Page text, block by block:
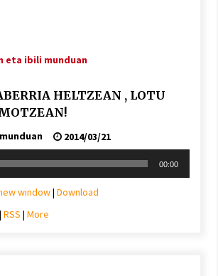
eta ibili munduan
HELTZEAN , LOTU
2014/03/21
00:00
window| Download
RSS | More